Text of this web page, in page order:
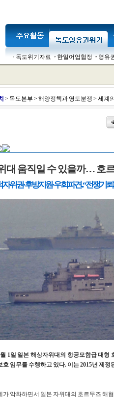
독도위기자료 한일어업협정 영유
> 독도본부 > 해양정책과 영토분쟁 > 세계
대 움직일 수 있을까… 호
자위권·후방지원·우회 파견...“전쟁 기
월 1일 일본 해상자위대의 항공모함급 대형
호 임무를 수행하고 있다. 이는 2015년 제
가 악화하면서 일본 자위대의 호르무즈 해